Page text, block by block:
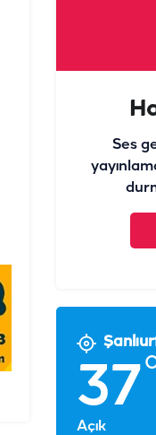
Ses
37
Açık